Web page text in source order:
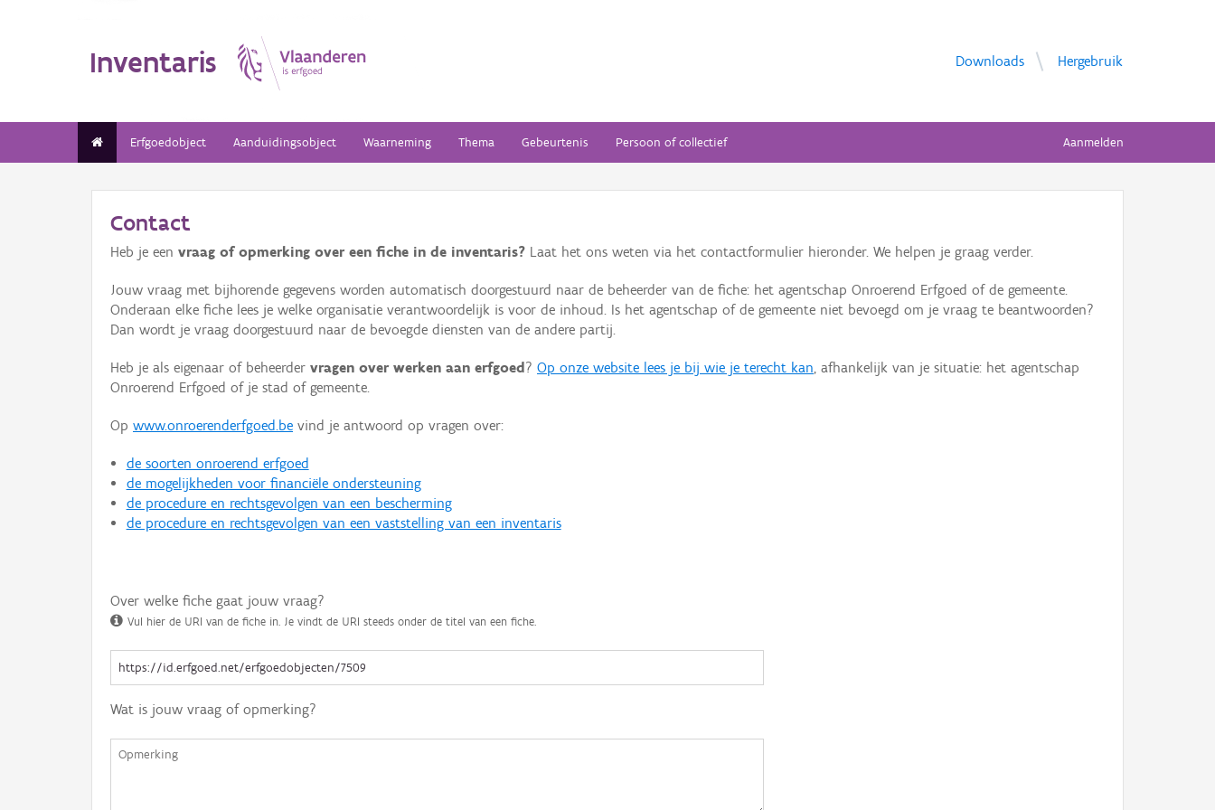
Inventaris Downloads Hergebruik
Erfgoedobject Aanduidingsobject Waarneming Thema Gebeurtenis Persoon of collectief Aanmelden
Contact
Heb je een vraag of opmerking over een fiche in de inventaris? Laat het ons weten via het contactformulier hieronder. We helpen je graag verder.
Jouw vraag met bijhorende gegevens worden automatisch doorgestuurd naar de beheerder van de fiche: het agentschap Onroerend Erfgoed of de gemeente.
Onderaan elke fiche lees je welke organisatie verantwoordelijk is voor de inhoud. Is het agentschap of de gemeente niet bevoegd om je vraag te beantwoorden?
Dan wordt je vraag doorgestuurd naar de bevoegde diensten van de andere partij.
Heb je als eigenaar of beheerder vragen over werken aan erfgoed ? Op onze website lees je bij wie je terecht kan, afhankelijk van je situatie: het agentschap
Onroerend Erfgoed of je stad of gemeente.
Op www.onroerenderfgoed.be vind je antwoord op vragen over:
de soorten onroerend erfgoed
de mogelijkheden voor financiële ondersteuning
de procedure en rechtsgevolgen van een bescherming
de procedure en rechtsgevolgen van een vaststelling van een inventaris
Over welke fiche gaat jouw vraag?
Vul hier de URI van de fiche in. Je vindt de URI steeds onder de titel van een fiche.
Wat is jouw vraag of opmerking?